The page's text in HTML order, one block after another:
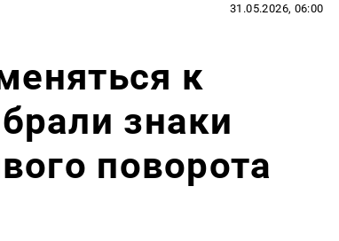
31.05.2026, 06:00
к
знаки
поворота